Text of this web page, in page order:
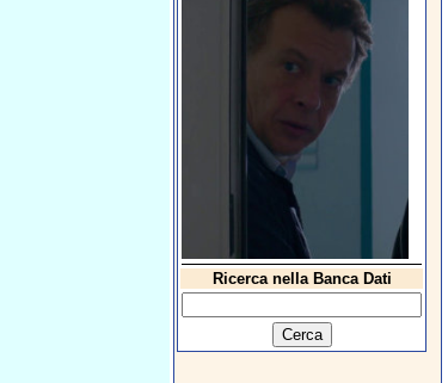
Ricerca nella Banca Dati